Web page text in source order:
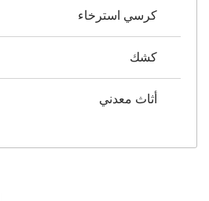
كرسي استرخاء
كشك
أثاث معدني